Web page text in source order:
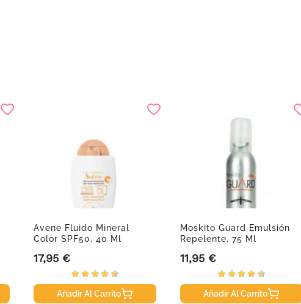
Avene Fluido Mineral
Color SPF50, 40 Ml
Precio
17,95 €
Añadir Al Carrito
Moskito Guard Emulsión
Repelente, 75 Ml
Precio
11,95 €
Añadir Al Carrito